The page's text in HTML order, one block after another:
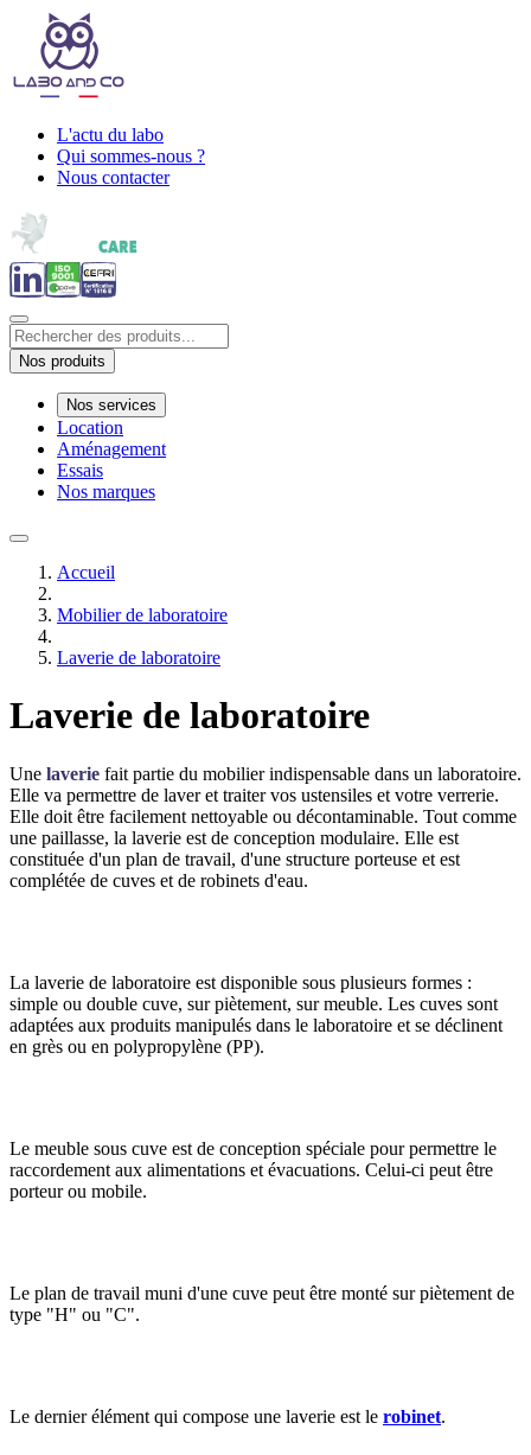
L'actu du labo
Qui sommes-nous ?
Nous contacter
Nos produits
Nos services
Location
Aménagement
Essais
Nos marques
Accueil
Mobilier de laboratoire
Laverie de laboratoire
Laverie de laboratoire
Une laverie fait partie du mobilier indispensable dans un laboratoire.
Elle va permettre de laver et traiter vos ustensiles et votre verrerie.
Elle doit être facilement nettoyable ou décontaminable. Tout comme
une paillasse, la laverie est de conception modulaire. Elle est
constituée d'un plan de travail, d'une structure porteuse et est
complétée de cuves et de robinets d'eau.
La laverie de laboratoire est disponible sous plusieurs formes :
simple ou double cuve, sur piètement, sur meuble. Les cuves sont
adaptées aux produits manipulés dans le laboratoire et se déclinent
en grès ou en polypropylène (PP).
Le meuble sous cuve est de conception spéciale pour permettre le
raccordement aux alimentations et évacuations. Celui-ci peut être
porteur ou mobile.
Le plan de travail muni d'une cuve peut être monté sur piètement de
type "H" ou "C".
Le dernier élément qui compose une laverie est le robinet.